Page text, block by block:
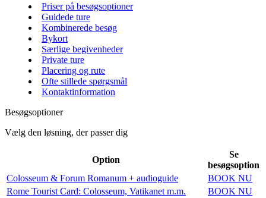
Priser på besøgsoptioner
Guidede ture
Kombinerede besøg
Bykort
Særlige begivenheder
Private ture
Placering og rute
Ofte stillede spørgsmål
Kontaktinformation
Besøgsoptioner
Vælg den løsning, der passer dig
Option
Se
besøgsoption
Colosseum & Forum Romanum + audioguide
BOOK NU
Rome Tourist Card: Colosseum, Vatikanet m.m.
BOOK NU